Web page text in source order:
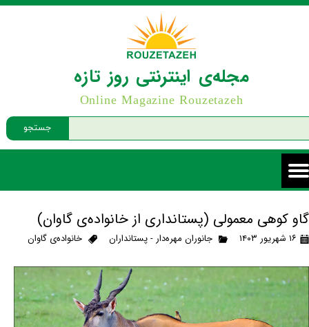
جستجو
مجله‌ی اینترنتی روز تازه
Online Magazine Rouzetazeh
گاو کوهی معمولی (پستانداری از خانواده‌ی گاوان)
۱۶ شهریور ۱۴۰۳ جانوران مهره‌دار - پستانداران خانواده‌ی گاوان